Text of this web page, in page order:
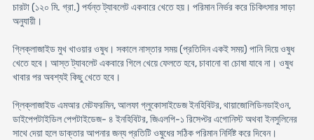
চারটা (১২০ মি. গ্রা.) পর্যন্ত ট্যাবলেট একবারে খেতে হয়। পরিমান নির্ভর করে চিকিৎসার সাড়া
অনুযায়ী।
গ্লিক্লাজাইড মুখ খাওয়ার ওষুধ। সকালে নাস্তার সময় (প্রতিদিন একই সময়) পানি দিয়ে ওষুধ
খেতে হবে। আস্ত ট্যাবলেট একবারে গিলে খেয়ে ফেলতে হবে, চাবানো বা চোষা যাবে না। ওষুধ
খাবার পর অবশ্যই কিছু খেতে হবে।
গ্লিক্লাজাইড এমআর মেটফরমিন, আলফা গ্লুকোসাইডেজ ইনহিবিটর, থায়াজোলিডিনডাইওন,
ডাইপেপটাইডিল পেপটাইডেজ- ৪ ইনহিবিটর, জিএলপি-১ রিসেপ্টর এগোনিস্ট অথবা ইনসুলিনের
সাথে দেয়া হলে ডাক্তার আপনার জন্য প্রতিটি ওষুধের সঠিক পরিমান নির্দিষ্ট করে দিবেন।